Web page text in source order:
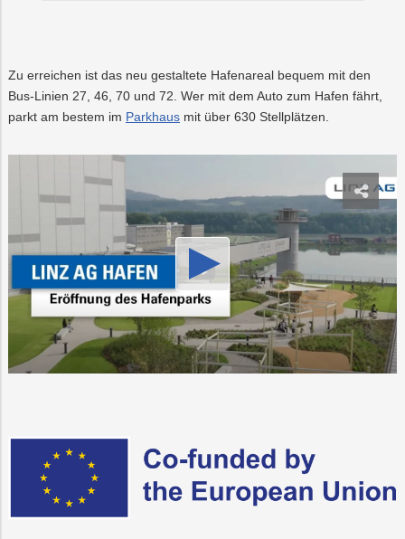
Zu erreichen ist das neu gestaltete Hafenareal bequem mit den
Bus-Linien 27, 46, 70 und 72. Wer mit dem Auto zum Hafen fährt,
parkt am bestem im Parkhaus mit über 630 Stellplätzen.